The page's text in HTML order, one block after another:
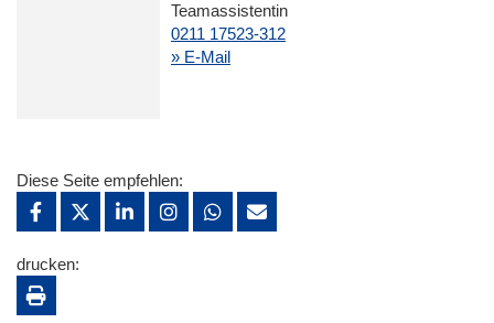
Teamassistentin
0211 17523-312
» E-Mail
Diese Seite empfehlen:
drucken: